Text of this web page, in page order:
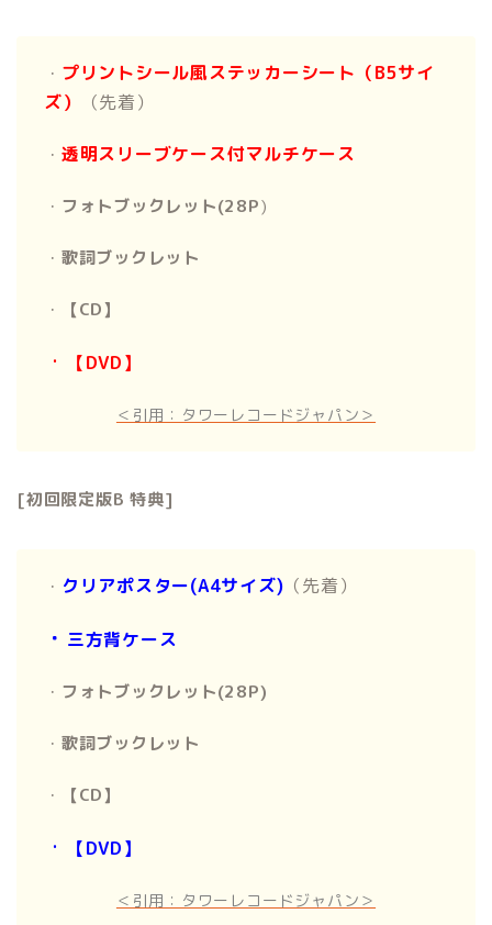
・ プリントシール風ステッカーシート（B5サイ
ズ）
（先着）
・ 透明スリーブケース付マルチケース
・ フォトブックレット(28P)
・ 歌詞ブックレット
・ 【CD】
・ 【DVD】
＜引用：タワーレコードジャパン＞
[初回限定版B 特典]
・ クリアポスター(A4サイズ) （先着）
・ 三方背ケース
・ フォトブックレット(28P)
・ 歌詞ブックレット
・ 【CD】
・ 【DVD】
＜引用：タワーレコードジャパン＞